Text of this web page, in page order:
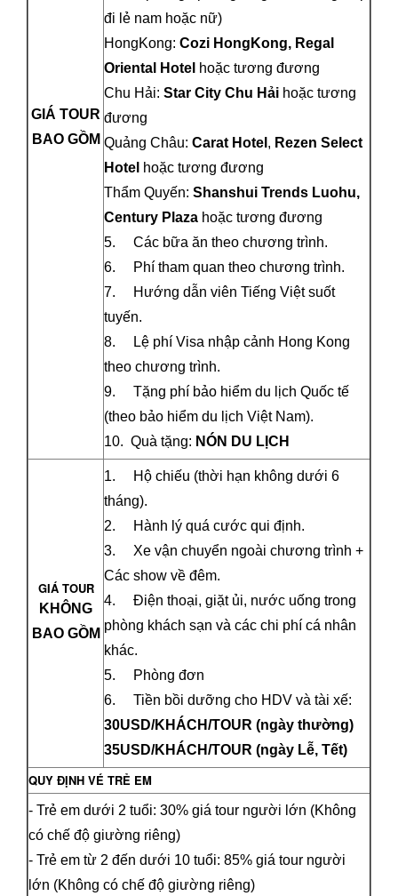
GIÁ TOUR
BAO GỒM
đi lẻ nam hoặc nữ)
HongKong: Cozi HongKong, Regal
Oriental
Hotel hoặc tương đương
Chu Hải: Star City Chu Hải hoặc tương
đương
Quảng Châu: Carat Hotel , Rezen Select
Hotel hoặc tương đương
Thẩm Quyến: Shanshui Trends Luohu,
Century Plaza hoặc tương đương
5. Các bữa ăn theo chương trình.
6. Phí tham quan theo chương trình.
7. Hướng dẫn viên Tiếng Việt suốt
tuyến.
8. Lệ phí Visa nhập cảnh Hong Kong
theo chương trình.
9. Tặng phí bảo hiểm du lịch Quốc tế
(theo bảo hiểm du lịch Việt Nam).
10. Quà tặng: NÓN DU LỊCH
GIÁ TOUR
KHÔNG
BAO GỒM
1. Hộ chiếu (thời hạn không dưới 6
tháng).
2. Hành lý quá cước qui định.
3. Xe vận chuyển ngoài chương trình +
Các show về đêm.
4. Điện thoại, giặt ủi, nước uống trong
phòng khách sạn và các chi phí cá nhân
khác.
5. Phòng đơn
6. Tiền bồi dưỡng cho HDV và tài xế:
30USD/KHÁCH/TOUR (ngày thường)
35USD/KHÁCH/TOUR (ngày Lễ, Tết)
QUY ĐỊNH VÉ TRẺ EM
- Trẻ em dưới 2 tuổi: 30% giá tour người lớn (Không
có chế độ giường riêng)
- Trẻ em từ 2 đến dưới 10 tuổi: 85% giá tour người
lớn (Không có chế độ giường riêng)